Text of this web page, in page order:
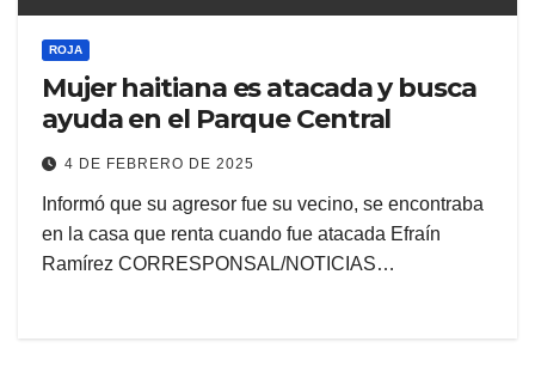
ROJA
Mujer haitiana es atacada y busca
ayuda en el Parque Central
4 DE FEBRERO DE 2025
Informó que su agresor fue su vecino, se encontraba
en la casa que renta cuando fue atacada Efraín
Ramírez CORRESPONSAL/NOTICIAS…